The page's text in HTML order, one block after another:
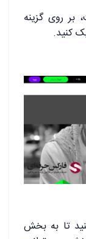
بر روی گزینه
کنید.
تا به بخش